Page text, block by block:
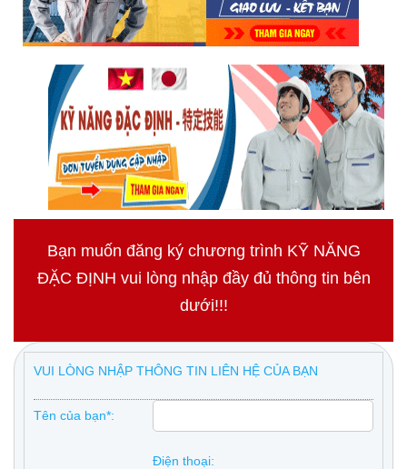
Bạn muốn đăng ký chương trình KỸ NĂNG
ĐẶC ĐỊNH vui lòng nhập đầy đủ thông tin bên
dưới!!!
VUI LÒNG NHẬP THÔNG TIN LIÊN HỆ CỦA BẠN
Tên của bạn*:
Điện thoại: